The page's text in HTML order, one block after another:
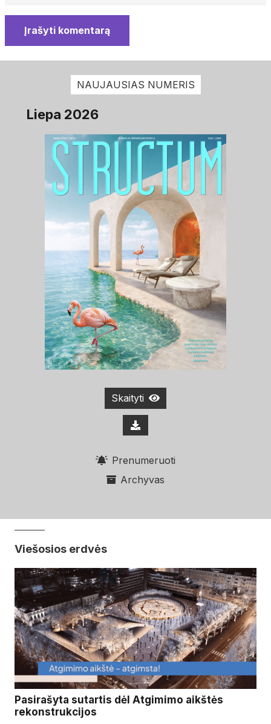
Įrašyti komentarą
NAUJAUSIAS NUMERIS
Liepa 2026
Skaityti
Prenumeruoti
Archyvas
Viešosios erdvės
Pasirašyta sutartis dėl Atgimimo aikštės
rekonstrukcijos